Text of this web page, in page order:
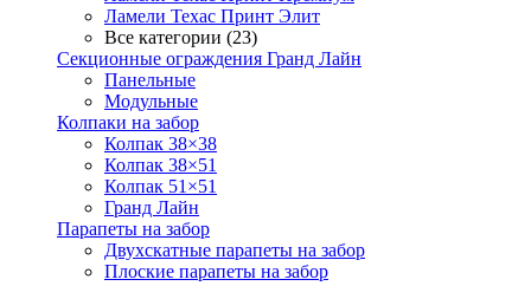
Ламели Техас Принт Элит
Все категории (23)
Секционные ограждения Гранд Лайн
Панельные
Модульные
Колпаки на забор
Колпак 38×38
Колпак 38×51
Колпак 51×51
Гранд Лайн
Парапеты на забор
Двухскатные парапеты на забор
Плоские парапеты на забор